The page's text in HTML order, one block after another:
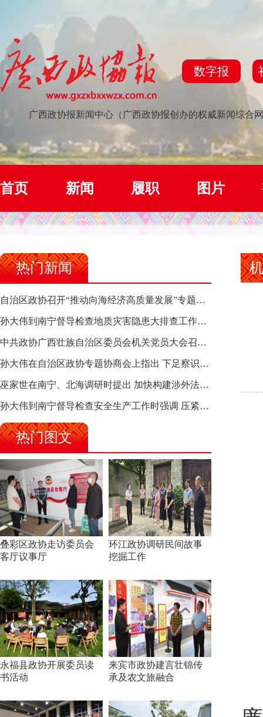
数字报
广西政协报新闻中心（广西政协报创办的权威新闻综合
首页 新闻 履职 图片
热门新闻
自治区政协召开“推动向海经济高质量发展”专题调研座谈会 钱学明出席并讲话
孙大伟到南宁督导检查地质灾害隐患大排查工作时强调 筑牢地质灾害安全防线 全力保障人民群众生命财产安全
中共政协广西壮族自治区委员会机关党员大会召开 选举产生新一届机关党委、机关纪委
孙大伟在自治区政协专题协商会上指出 下足察识谋督之功 恪尽服务大局之责 助推有色金属、关键金属产业高质量发展
巫家世在南宁、北海调研时提出 加快构建涉外法律供给集群 护航向海经济高质量发展
孙大伟到南宁督导检查安全生产工作时强调 压紧压实责任 狠抓隐患整治 坚决筑牢安全生产防线
热门图文
叠彩区政协走访委员会
客厅议事厅
环江政协调研民间故事
挖掘工作
永福县政协开展委员读
书活动
来宾市政协建言壮锦传
承及农文旅融合